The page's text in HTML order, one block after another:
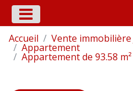
Accueil Vente
Appartement
Appartement de 93.58